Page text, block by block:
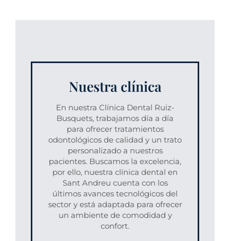
Nuestra clínica
En nuestra Clínica Dental Ruiz-
Busquets, trabajamos día a día
para ofrecer tratamientos
odontológicos de calidad y un trato
personalizado a nuestros
pacientes. Buscamos la excelencia,
por ello, nuestra clínica dental en
Sant Andreu cuenta con los
últimos avances tecnológicos del
sector y está adaptada para ofrecer
un ambiente de comodidad y
confort.